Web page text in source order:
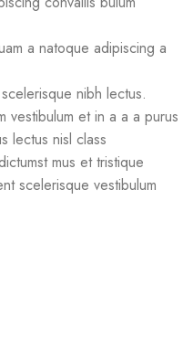
a natoque adipiscing a
nibh lectus.
vestibulum et in a a a purus
lectus nisl class
mus et tristique
scelerisque vestibulum